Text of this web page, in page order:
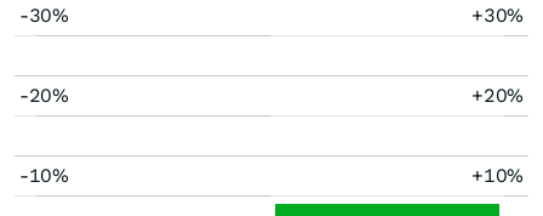
-30% +30%
-20% +20%
-10% +10%